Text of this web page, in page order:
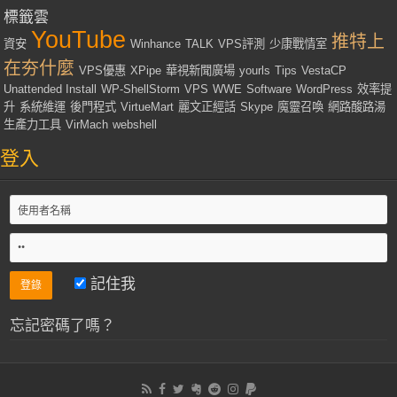
標籤雲
資安 YouTube Winhance TALK VPS評測 少康戰情室 推特上
在夯什麼 VPS優惠 XPipe 華視新聞廣場 yourls Tips VestaCP
Unattended Install
WP-ShellStorm VPS WWE Software WordPress 效率提
升 系統維運 後門程式 VirtueMart 麗文正經話 Skype 魔靈召喚 網路酸路湯
生產力工具 VirMach webshell
登入
記住我
忘記密碼了嗎？